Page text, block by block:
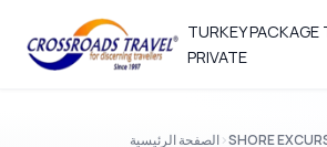
TURKEY PACKAGE
PRIVATE
الصفحة الرئيسية SHORE